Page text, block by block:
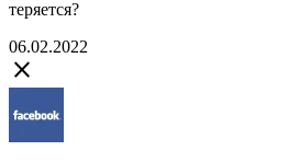
теряется?
06.02.2022
close